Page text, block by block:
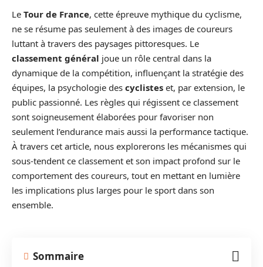
Le Tour de France, cette épreuve mythique du cyclisme,
ne se résume pas seulement à des images de coureurs
luttant à travers des paysages pittoresques. Le
classement général joue un rôle central dans la
dynamique de la compétition, influençant la stratégie des
équipes, la psychologie des cyclistes et, par extension, le
public passionné. Les règles qui régissent ce classement
sont soigneusement élaborées pour favoriser non
seulement l’endurance mais aussi la performance tactique.
À travers cet article, nous explorerons les mécanismes qui
sous-tendent ce classement et son impact profond sur le
comportement des coureurs, tout en mettant en lumière
les implications plus larges pour le sport dans son
ensemble.
Sommaire